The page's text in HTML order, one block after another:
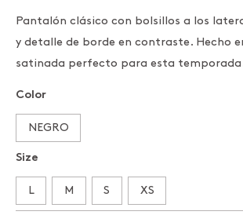
Pantalón clásico con bolsillos a los
y detalle de borde en contraste. Hecho
satinada perfecto para esta
Color
NEGRO
Size
L M S XS